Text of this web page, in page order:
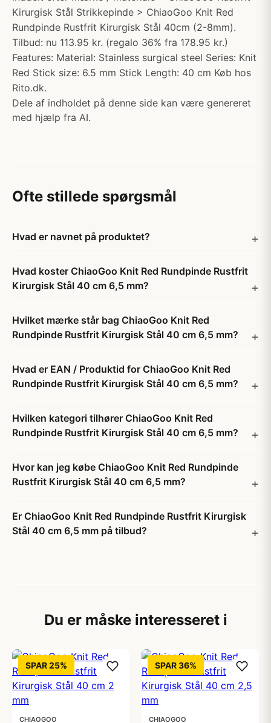
Kirurgisk Stål Strikkepinde > ChiaoGoo Knit Red
Rundpinde Rustfrit Kirurgisk Stål 40cm (2-8mm).
Tilbud: nu 113.95 kr. (regalo 36% fra 178.95 kr.)
Features: Material: Stainless surgical steel Series: Knit
Red Stick size: 6.5 mm Stick Length: 40 cm Køb hos
Rito.dk.
Dele af indholdet på denne side kan være genereret
med hjælp fra AI.
Ofte stillede spørgsmål
Hvad er navnet på produktet?
Hvad koster ChiaoGoo Knit Red Rundpinde Rustfrit
Kirurgisk Stål 40 cm 6,5 mm?
Hvilket mærke står bag ChiaoGoo Knit Red
Rundpinde Rustfrit Kirurgisk Stål 40 cm 6,5 mm?
Hvad er EAN / Produktid for ChiaoGoo Knit Red
Rundpinde Rustfrit Kirurgisk Stål 40 cm 6,5 mm?
Hvilken kategori tilhører ChiaoGoo Knit Red
Rundpinde Rustfrit Kirurgisk Stål 40 cm 6,5 mm?
Hvor kan jeg købe ChiaoGoo Knit Red Rundpinde
Rustfrit Kirurgisk Stål 40 cm 6,5 mm?
Er ChiaoGoo Knit Red Rundpinde Rustfrit Kirurgisk
Stål 40 cm 6,5 mm på tilbud?
Du er måske interesseret i
SPAR 25%
CHIAOGOO
SPAR 36%
CHIAOGOO